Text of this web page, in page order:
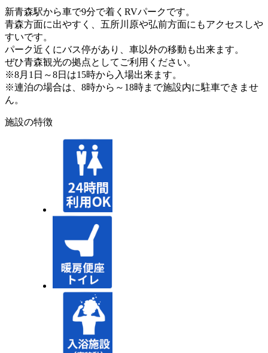
新青森駅から車で9分で着くRVパークです。
青森方面に出やすく、五所川原や弘前方面にもアクセスしや
すいです。
パーク近くにバス停があり、車以外の移動も出来ます。
ぜひ青森観光の拠点としてご利用ください。
※8月1日～8日は15時から入場出来ます。
※連泊の場合は、8時から～18時まで施設内に駐車できませ
ん。
施設の特徴